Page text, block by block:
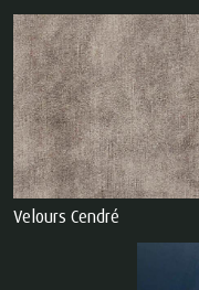
Velours Cendré